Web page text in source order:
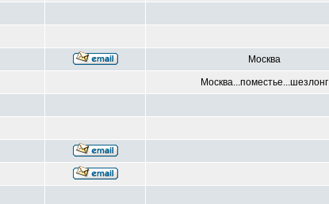
Москва
Москва...поместье...шезлонг